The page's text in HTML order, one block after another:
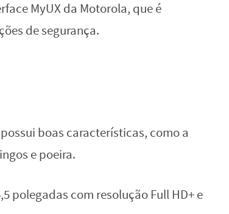
MyUX da Motorola, que é
de segurança.
boas características, como a
e poeira.
polegadas com resolução Full HD+ e